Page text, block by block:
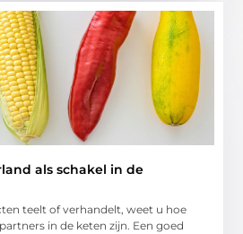
als schakel in de
teelt of verhandelt, weet u hoe
in de keten zijn. Een goed